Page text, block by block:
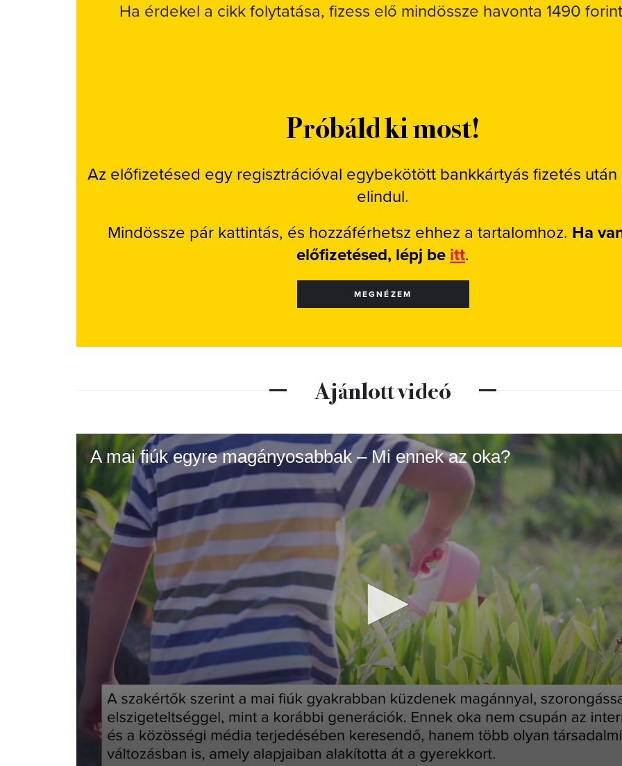
Ha érdekel a cikk folytatása, fizess elő mindössze havonta 1490
Próbáld ki most!
Az előfizetésed egy regisztrációval egybekötött bankkártyás fizetés után
elindul.
Mindössze pár kattintás, és hozzáférhetsz ehhez a tartalomhoz. Ha
előfizetésed, lépj be itt.
MEGNÉZEM
Ajánlott videó
A mai fiúk egyre magányosabbak – Mi ennek az oka?